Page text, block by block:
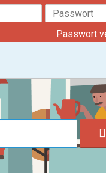
Passwort